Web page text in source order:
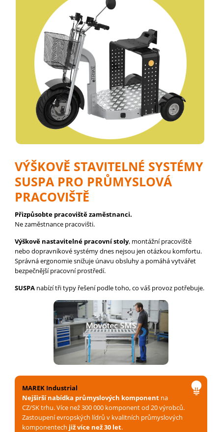
VÝŠKOVĚ STAVITELNÉ SYSTÉMY
SUSPA PRO PRŮMYSLOVÁ
PRACOVIŠTĚ
Přizpůsobte pracoviště zaměstnanci.
Ne zaměstnance pracovišti.
Výškově nastavitelné pracovní stoly, montážní pracoviště
nebo dopravníkové systémy dnes nejsou jen otázkou komfortu.
Správná ergonomie snižuje únavu obsluhy a pomáhá vytvářet
bezpečnější pracovní prostředí.
SUSPA nabízí tři typy řešení podle toho, co váš provoz potřebuje.
MAREK Industrial
Nejširší nabídka průmyslových komponent na
CZ/SK trhu. Více než 300 000 komponent od 20 výrobců.
Zastoupení evropských lídrů v kvalitních průmyslových
komponentech již více než 30 let.